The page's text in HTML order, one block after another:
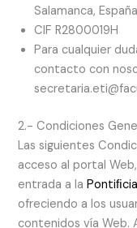
Salamanca, España
CIF R2800019H
Para cualquier
contacto con
2.- Condiciones
Las siguientes
acceso al portal
entrada a la
ofreciendo a los
contenidos vía Web.